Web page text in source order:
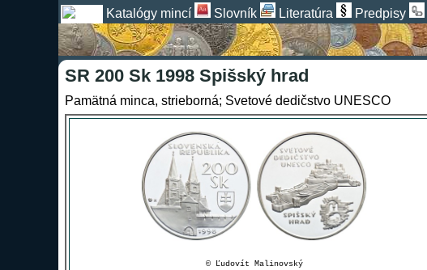
Katalógy mincí Slovník Literatúra Predpisy
SR 200 Sk 1998 Spišský hrad
Pamätná minca, strieborná; Svetové dedičstvo UNESCO
© Ľudovít Malinovský